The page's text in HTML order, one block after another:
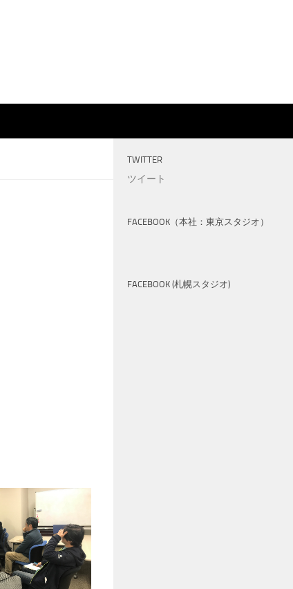
TWITTER
ツイート
FACEBOOK（本社：東京スタジオ）
FACEBOOK (札幌スタジオ)